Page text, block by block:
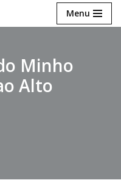
Menu
Minho
Alto